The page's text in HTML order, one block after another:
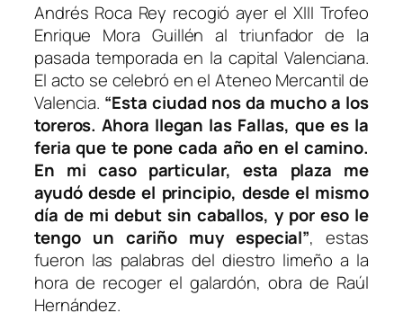
Andrés Roca Rey recogió ayer el XIII Trofeo
Enrique Mora Guillén al triunfador de la
pasada temporada en la capital Valenciana.
El acto se celebró en el Ateneo Mercantil de
Valencia. “Esta ciudad nos da mucho a los
toreros. Ahora llegan las Fallas, que es la
feria que te pone cada año en el camino.
En mi caso particular, esta plaza me
ayudó desde el principio, desde el mismo
día de mi debut sin caballos, y por eso le
tengo un cariño muy especial”, estas
fueron las palabras del diestro limeño a la
hora de recoger el galardón, obra de Raúl
Hernández.